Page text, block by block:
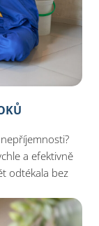
a efektivně
odtékala bez